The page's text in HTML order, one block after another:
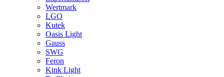
Wertmark
LGO
Kutek
Oasis Light
Gauss
SWG
Feron
Kink Light